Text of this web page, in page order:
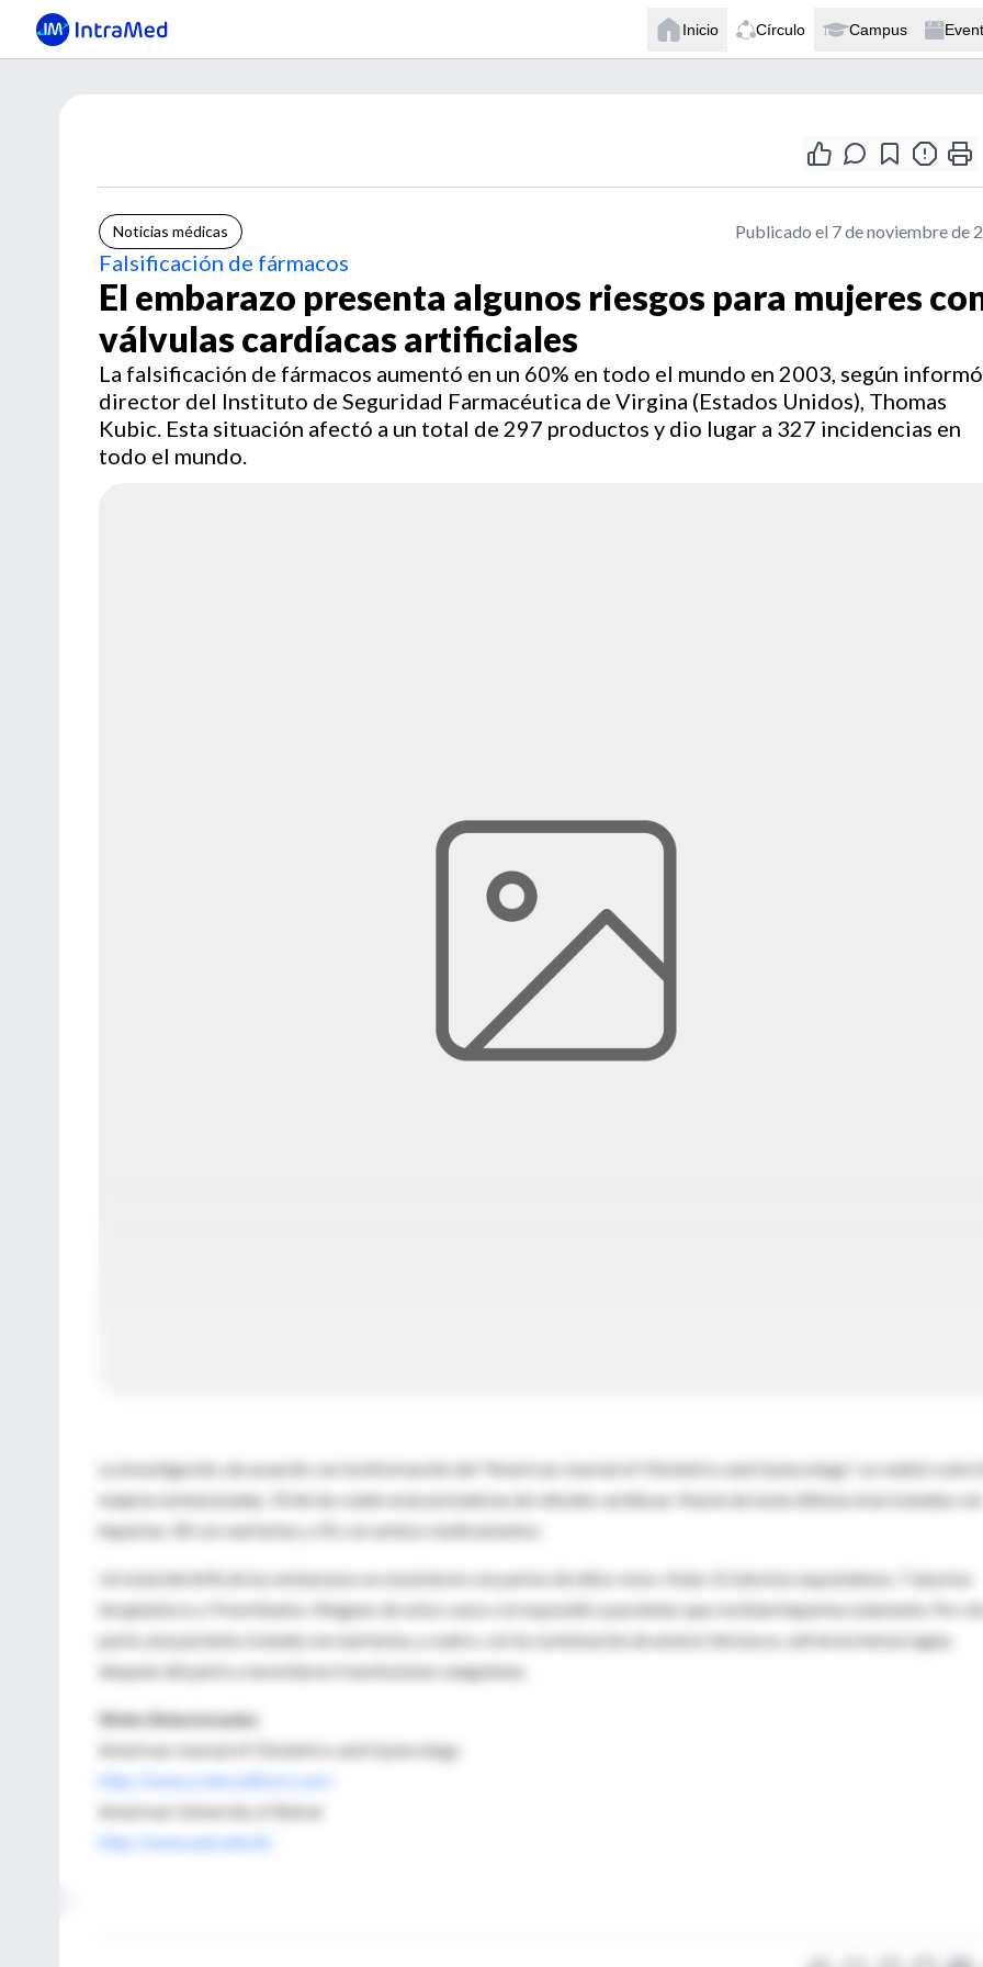
Inicio Círculo Campus
Noticias médicas Publicado el 7 de noviembre de
Falsificación de fármacos
El embarazo presenta algunos riesgos para mujeres
válvulas cardíacas artificiales
La falsificación de fármacos aumentó en un 60% en todo el mundo en 2003, según
director del Instituto de Seguridad Farmacéutica de Virgina (Estados Unidos), Thomas
Kubic. Esta situación afectó a un total de 297 productos y dio lugar a 327 incidencias en
todo el mundo.
La investigación, de acuerdo con la información del "American Journal of Obstetrics and Gynecology", se realizó sobre
mujeres embarazadas, 33 de las cuales eran portadoras de válvulas cardíacas. Nueve de estas últimas eran tratadas con
heparina; 30 con warfarina; y 43, con ambos medicamentos.
Un total del 66% de los embarazos se resolvieron con partos de niños vivos. Hubo 12 abortos espontáneos, 7 abortos
terapéuticos y 9 mortinatos. Ninguno de estos casos correspondió a pacientes que recibían heparina solamente. Por
parte, una paciente, tratada con warfarina, y cuatro, con la combinación de ambos fármacos, sufrieron hemorragias
después del parto y necesitaron transfusiones sanguíneas.
Webs Relacionadas
American Journal of Obstetrics and Gynecology
http://www.sciencedirect.com/
American University of Beirut
http://www.aub.edu.lb/